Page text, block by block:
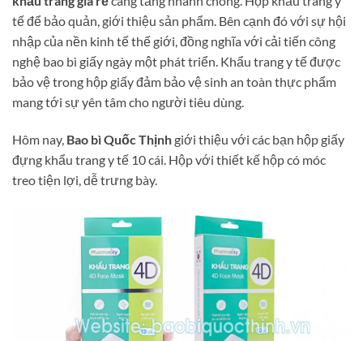
tế để bảo quản, giới thiệu sản phẩm. Bên cạnh đó với sự hội
nhập của nền kinh tế thế giới, đồng nghĩa với cải tiến công
nghệ bao bì giấy ngày một phát triển. Khẩu trang y tế được
bảo vệ trong hộp giấy đảm bảo vệ sinh an toàn thực phẩm
mang tới sự yên tâm cho người tiêu dùng.
Hôm nay, Bao bì Quốc Thịnhgiới thiệu với các bạn hộp giấy
đựng khẩu trang y tế 10 cái. Hộp với thiết kế hộp có móc
treo tiện lợi, dễ trưng bày.